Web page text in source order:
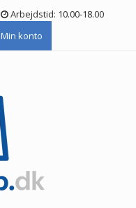
Arbejdstid: 10.00-18.00
Min konto